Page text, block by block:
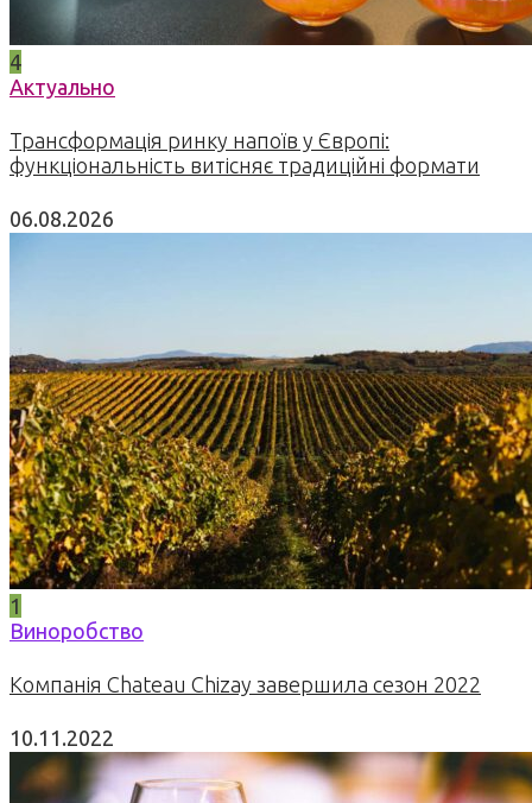
4
Актуально
Трансформація ринку напоїв у Європі:
функціональність витісняє традиційні формати
06.08.2026
1
Виноробство
Компанія Chateau Chizay завершила сезон 2022
10.11.2022